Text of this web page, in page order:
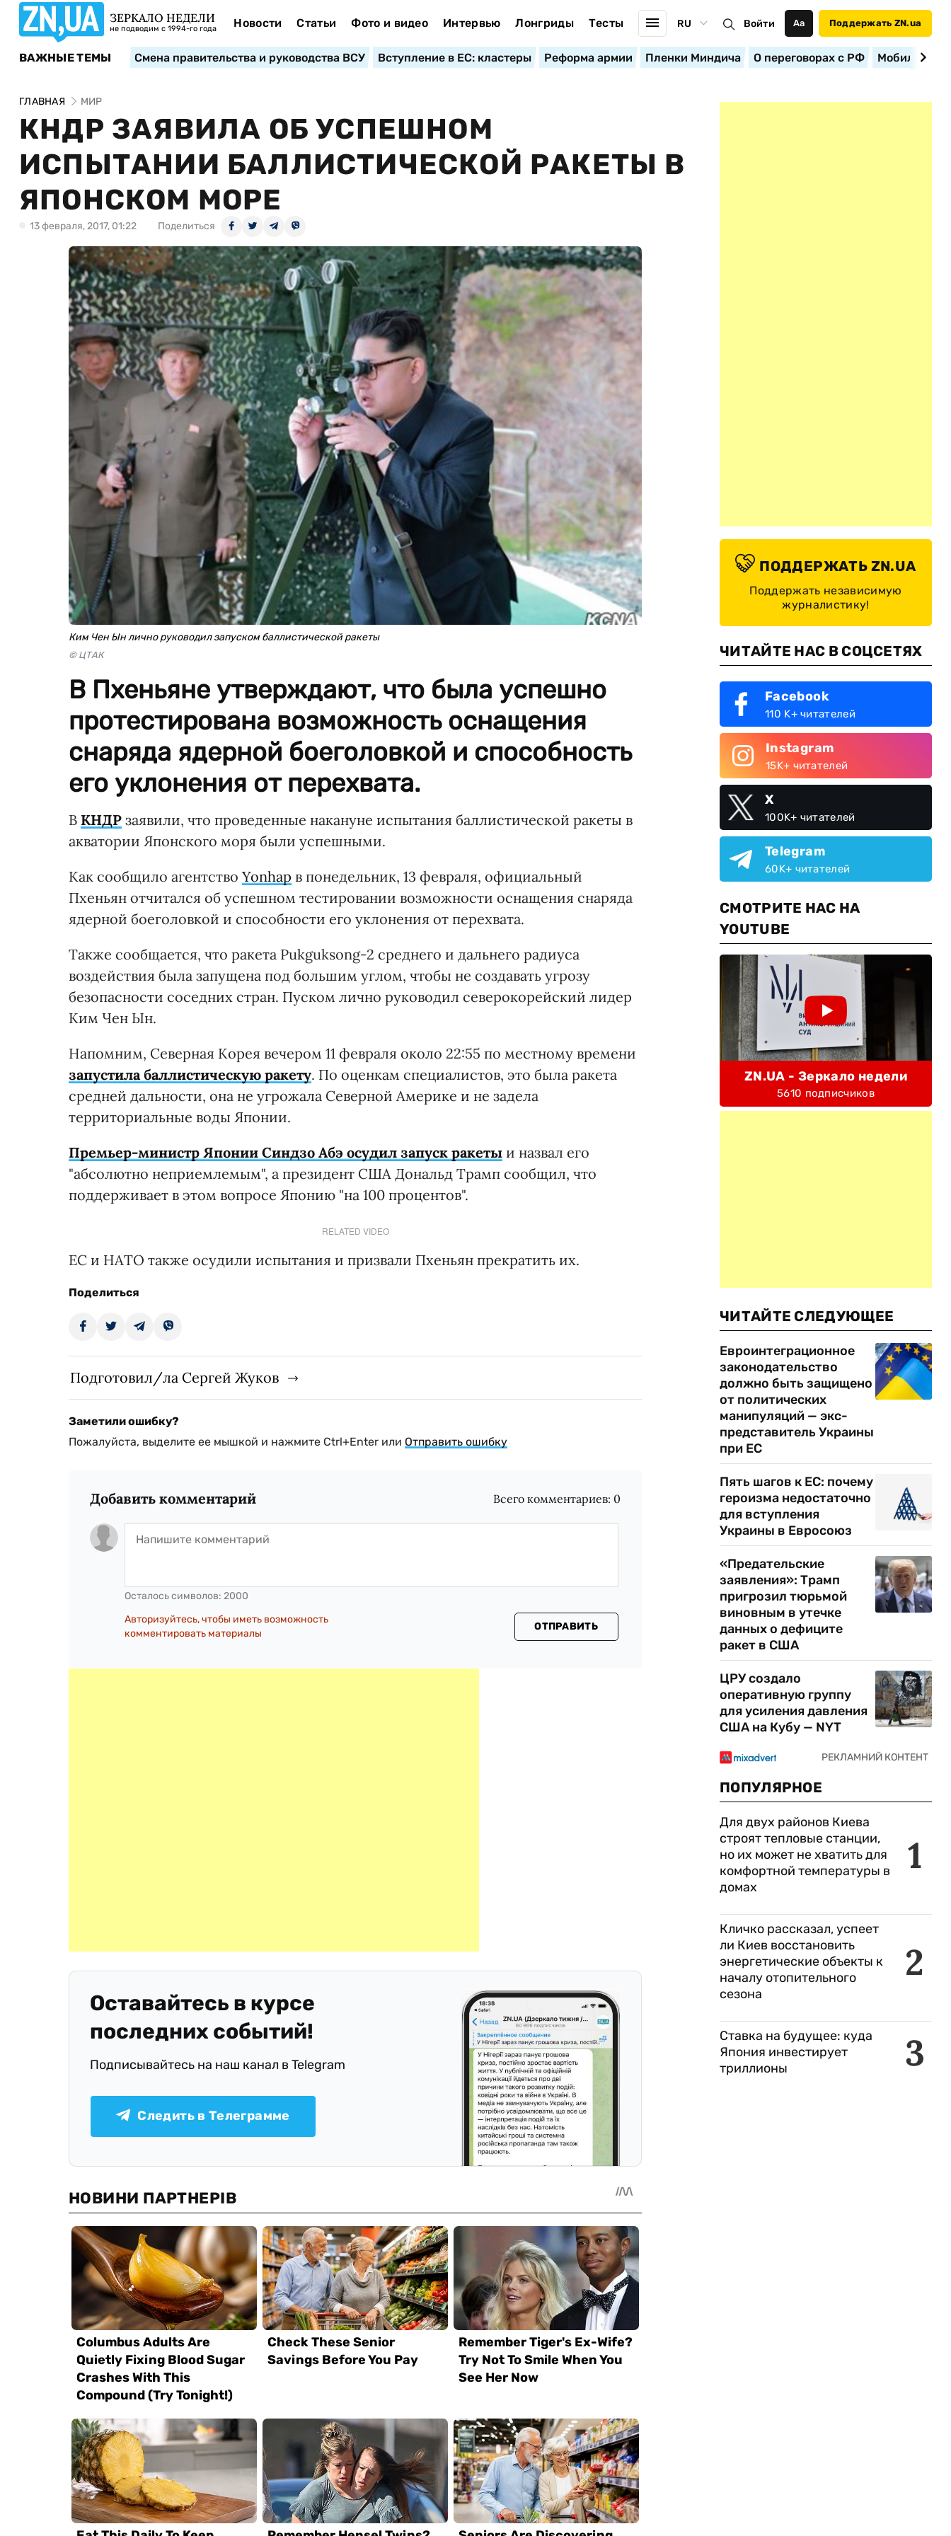
ЗЕРКАЛО НЕДЕЛИ
не подводим с 1994-го года Новости Статьи Фото и видео Интервью Лонгриды Тесты RU Войти Аа Поддержать ZN.ua
ВАЖНЫЕ ТЕМЫ Смена правительства и руководства ВСУ Вступление в ЕС: кластеры Реформа армии Пленки Миндича О переговорах с РФ
ГЛАВНАЯ МИР
КНДР ЗАЯВИЛА ОБ УСПЕШНОМ
ИСПЫТАНИИ БАЛЛИСТИЧЕСКОЙ РАКЕТЫ В
ЯПОНСКОМ МОРЕ
13 февраля, 2017, 01:22 Поделиться
Ким Чен Ын лично руководил запуском баллистической ракеты
© ЦТАК
В Пхеньяне утверждают, что была успешно
протестирована возможность оснащения
снаряда ядерной боеголовкой и способность
его уклонения от перехвата.
В КНДР заявили, что проведенные накануне испытания баллистической ракеты в
акватории Японского моря были успешными.
Как сообщило агентствоYonhap в понедельник, 13 февраля, официальный
Пхеньян отчитался об успешном тестировании возможности оснащения снаряда
ядерной боеголовкой и способности его уклонения от перехвата.
Также сообщается, что ракета Pukguksong-2 среднего и дальнего радиуса
воздействия была запущена под большим углом, чтобы не создавать угрозу
безопасности соседних стран. Пуском лично руководил северокорейский лидер
Ким Чен Ын.
Напомним, Северная Корея вечером 11 февраля около 22:55 по местному времени
запустила баллистическую ракету. По оценкам специалистов, это была ракета
средней дальности, она не угрожала Северной Америке и не задела
территориальные воды Японии.
Премьер-министр Японии Синдзо Абэ осудил запуск ракеты и назвал его
"абсолютно неприемлемым", а президент США Дональд Трамп сообщил, что
поддерживает в этом вопросе Японию "на 100 процентов".
RELATED VIDEO
ЕС и НАТО также осудили испытания и призвали Пхеньян прекратить их.
Поделиться
Подготовил/ла Сергей Жуков
Заметили ошибку?
Пожалуйста, выделите ее мышкой и нажмите Ctrl+Enter или Отправить ошибку
Добавить комментарий Всего комментариев: 0
Осталось символов: 2000
Авторизуйтесь, чтобы иметь возможность
комментировать материалы
ОТПРАВИТЬ
Оставайтесь в курсе
последних событий!
Подписывайтесь на наш канал в Telegram
Следить в Телеграмме
ПОДДЕРЖАТЬ ZN.UA
Поддержать независимую
журналистику!
ЧИТАЙТЕ НАС В СОЦСЕТЯХ
Facebook
110 K+ читателей
Instagram
15K+ читателей
X
100K+ читателей
Telegram
60K+ читателей
СМОТРИТЕ НАС НА
YOUTUBE
ZN.UA - Зеркало недели
5610 подписчиков
ЧИТАЙТЕ СЛЕДУЮЩЕЕ
Евроинтеграционное
законодательство
должно быть защищено
от политических
манипуляций — экс-
представитель Украины
при ЕС
Пять шагов к ЕС: почему
героизма недостаточно
для вступления
Украины в Евросоюз
«Предательские
заявления»: Трамп
пригрозил тюрьмой
виновным в утечке
данных о дефиците
ракет в США
ЦРУ создало
оперативную группу
для усиления давления
США на Кубу — NYT
ПОПУЛЯРНОЕ
1
Для двух районов Киева
строят тепловые станции,
но их может не хватить для
комфортной температуры в
домах
2
Кличко рассказал, успеет
ли Киев восстановить
энергетические объекты к
началу отопительного
сезона
3
Ставка на будущее: куда
Япония инвестирует
триллионы